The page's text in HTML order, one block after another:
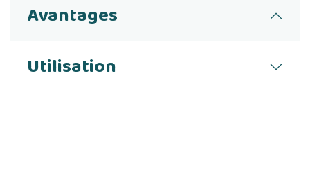
Avantages
Utilisation